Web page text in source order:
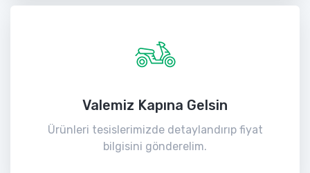
Valemiz Kapına Gelsin
Ürünleri tesislerimizde detaylandırıp fiyat
bilgisini gönderelim.